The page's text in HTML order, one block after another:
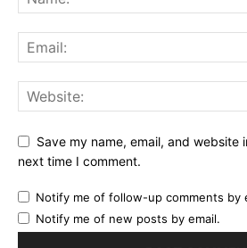
Save my name, email, and website
next time I comment.
Notify me of follow-up comments by
Notify me of new posts by email.